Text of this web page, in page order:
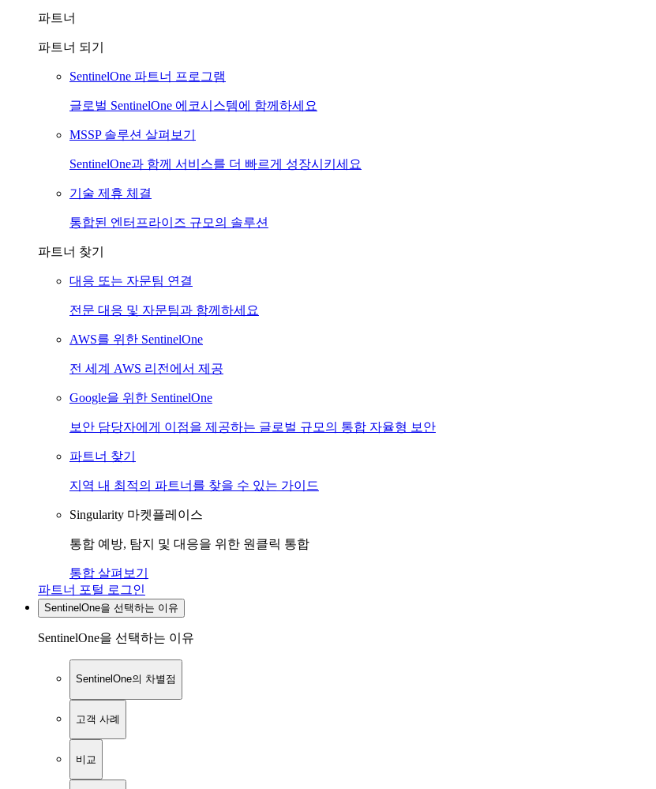
파트너
파트너 되기
SentinelOne 파트너 프로그램
글로벌 SentinelOne 에코시스템에 함께하세요
MSSP 솔루션 살펴보기
SentinelOne과 함께 서비스를 더 빠르게 성장시키세요
기술 제휴 체결
통합된 엔터프라이즈 규모의 솔루션
파트너 찾기
대응 또는 자문팀 연결
전문 대응 및 자문팀과 함께하세요
AWS를 위한 SentinelOne
전 세계 AWS 리전에서 제공
Google을 위한 SentinelOne
보안 담당자에게 이점을 제공하는 글로벌 규모의 통합 자율형 보안
파트너 찾기
지역 내 최적의 파트너를 찾을 수 있는 가이드
Singularity 마켓플레이스
통합 예방, 탐지 및 대응을 위한 원클릭 통합
통합 살펴보기
파트너 포털 로그인
SentinelOne을 선택하는 이유
SentinelOne을 선택하는 이유
SentinelOne의 차별점
고객 사례
비교